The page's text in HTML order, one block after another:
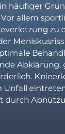
häufiger
allem
zu
Abklärung,
Unfall
durch